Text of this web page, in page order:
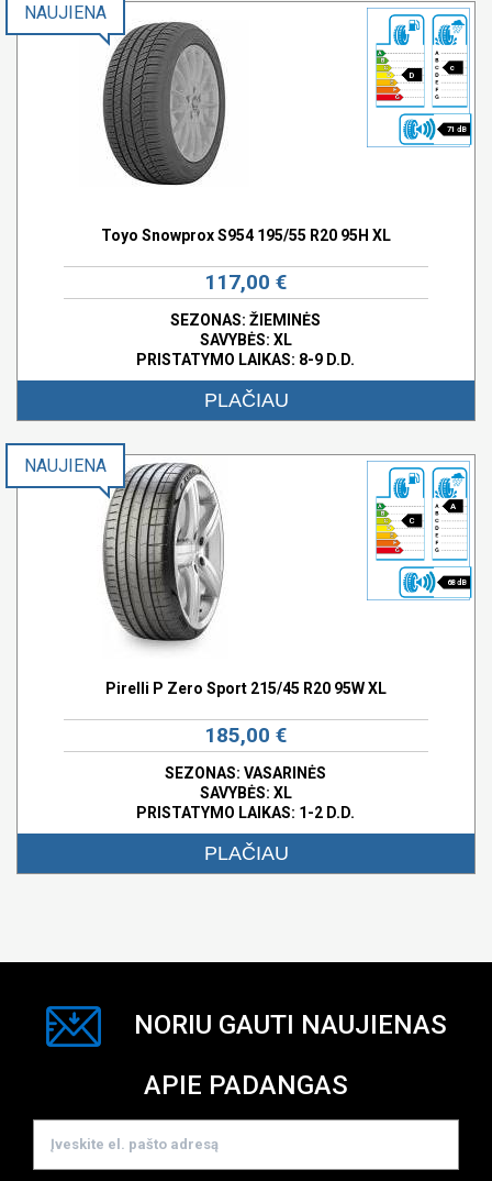
D
c
71 dB
NAUJIENA
Toyo Snowprox S954 195/55 R20 95H XL
117,00 €
SEZONAS: ŽIEMINĖS
SAVYBĖS: XL
PRISTATYMO LAIKAS: 8-9 D.D.
PLAČIAU
C
A
68 dB
NAUJIENA
Pirelli P Zero Sport 215/45 R20 95W XL
185,00 €
SEZONAS: VASARINĖS
SAVYBĖS: XL
PRISTATYMO LAIKAS: 1-2 D.D.
PLAČIAU
NORIU GAUTI NAUJIENAS
APIE PADANGAS